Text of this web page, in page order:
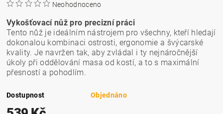
Neohodnoceno
Vykošťovací nůž pro precizní práci
Tento nůž je ideálním nástrojem pro všechny, kteří hledají
dokonalou kombinaci ostrosti, ergonomie a švýcarské
kvality. Je navržen tak, aby zvládal i ty nejnáročnější
úkoly při oddělování masa od kostí, a to s maximální
přesností a pohodlím.
Dostupnost Objednáno